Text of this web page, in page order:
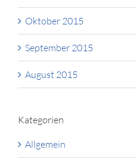
Oktober 2015
September 2015
August 2015
Kategorien
Allgemein